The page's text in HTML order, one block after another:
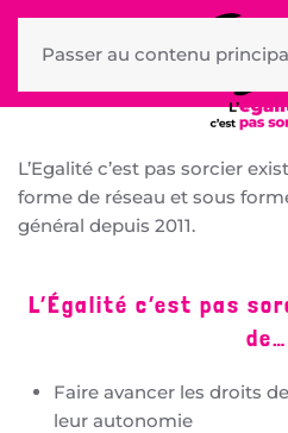
Passer au contenu
L’Egalité c’est pas sorcier
forme de réseau et sous
général depuis 2011.
L’Égalité c’est pas
de…
Faire avancer les droits
leur autonomie